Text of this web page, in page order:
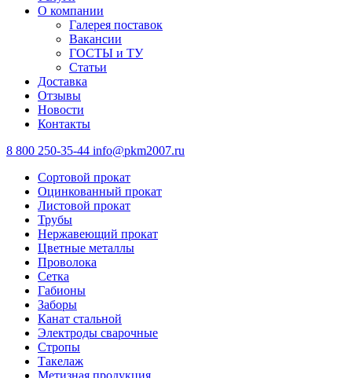
О компании
Галерея поставок
Вакансии
ГОСТЫ и ТУ
Статьи
Доставка
Отзывы
Новости
Контакты
8 800 250-35-44 info@pkm2007.ru
Сортовой прокат
Оцинкованный прокат
Листовой прокат
Трубы
Нержавеющий прокат
Цветные металлы
Проволока
Сетка
Габионы
Заборы
Канат стальной
Электроды сварочные
Стропы
Такелаж